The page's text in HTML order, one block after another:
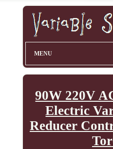
MENU
90W 220V
Electric
Reducer